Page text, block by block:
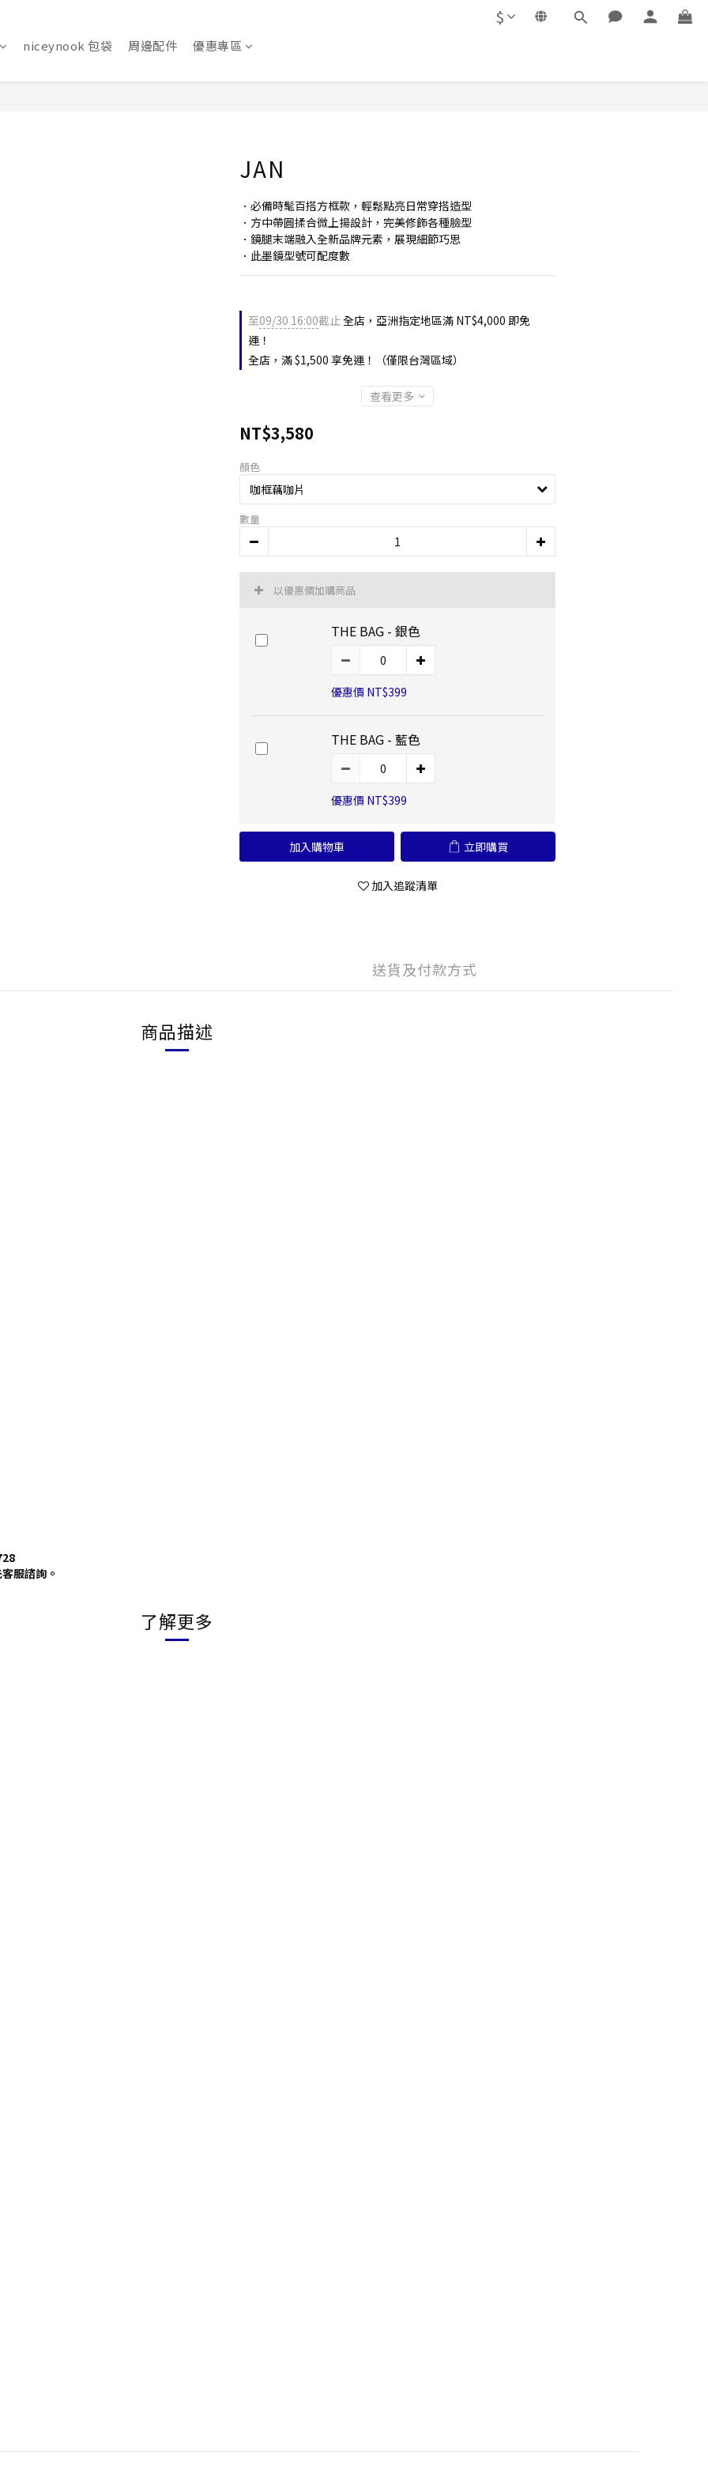
$
niceynook 包袋 周邊配件 優惠專區
JAN
．必備時髦百搭方框款，輕鬆點亮日常穿搭造型
．方中帶圓揉合微上揚設計，完美修飾各種臉型
．鏡腿末端融入全新品牌元素，展現細節巧思
．此墨鏡型號可配度數
至09/30 16:00截止全店，亞洲指定地區滿 NT$4,000 即免
運！
全店，滿 $1,500 享免運！（僅限台灣區域）
查看更多
NT$3,580
顏色
數量
以優惠價加購商品
THE BAG - 銀色
優惠價 NT$399
THE BAG - 藍色
優惠價 NT$399
加入購物車 立即購買
加入追蹤清單
送貨及付款方式
商品描述
服諮詢。
了解更多